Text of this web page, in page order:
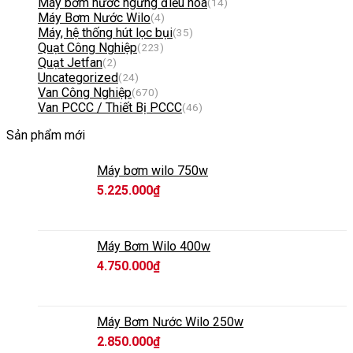
Máy Bơm Nước Wilo(4)
Máy, hệ thống hút lọc bụi(35)
Quạt Công Nghiệp(223)
Quạt Jetfan(2)
Uncategorized(24)
Van Công Nghiệp(670)
Van PCCC / Thiết Bị PCCC(46)
Sản phẩm mới
Máy bơm wilo 750w
5.225.000₫
Máy Bơm Wilo 400w
4.750.000₫
Máy Bơm Nước Wilo 250w
2.850.000₫